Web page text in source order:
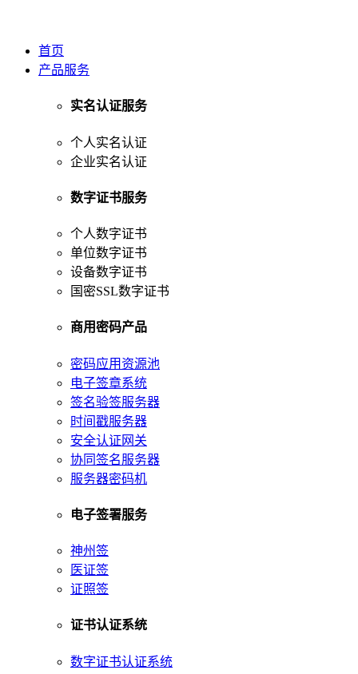
首页
产品服务
实名认证服务
个人实名认证
企业实名认证
数字证书服务
个人数字证书
单位数字证书
设备数字证书
国密SSL数字证书
商用密码产品
密码应用资源池
电子签章系统
签名验签服务器
时间戳服务器
安全认证网关
协同签名服务器
服务器密码机
电子签署服务
神州签
医证签
证照签
证书认证系统
数字证书认证系统